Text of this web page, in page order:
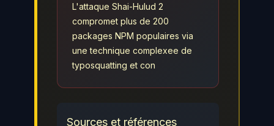
L'attaque Shai-Hulud 2
compromet plus de 200
packages NPM populaires via
une technique complexee de
typosquatting et con
Sources et références